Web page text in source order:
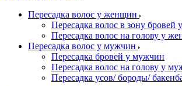
Пересадка волос у женщин
Пересадка волос в зону бровей
Пересадка волос на голову у
Пересадка волос у мужчин
Пересадка бровей у мужчин
Пересадка волос на голову у
Пересадка усов/ бороды/